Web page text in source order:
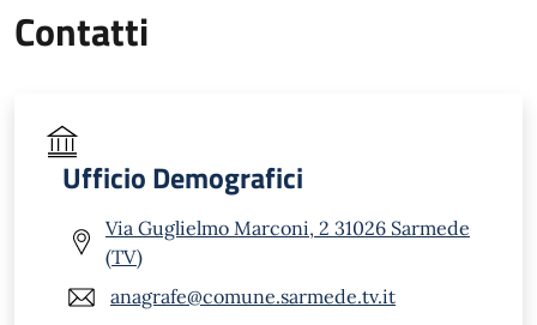
Contatti
Ufficio Demografici
Via Guglielmo Marconi, 2 31026 Sarmede
(TV)
anagrafe@comune.sarmede.tv.it